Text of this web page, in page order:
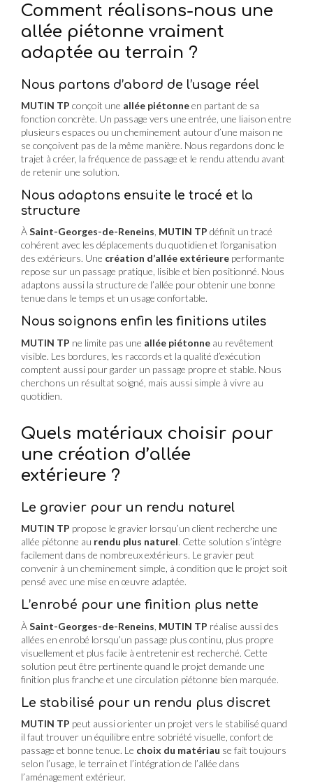
Comment réalisons-nous une
allée piétonne vraiment
adaptée au terrain ?
Nous partons d’abord de l’usage réel
MUTIN TP conçoit une allée piétonneen partant de sa
fonction concrète. Un passage vers une entrée, une liaison entre
plusieurs espaces ou un cheminement autour d’une maison ne
se conçoivent pas de la même manière. Nous regardons donc le
trajet à créer, la fréquence de passage et le rendu attendu avant
de retenir une solution.
Nous adaptons ensuite le tracé et la
structure
ÀSaint-Georges-de-Reneins, MUTIN TP définit un tracé
cohérent avec les déplacements du quotidien et l’organisation
des extérieurs. Une création d’allée extérieure performante
repose sur un passage pratique, lisible et bien positionné. Nous
adaptons aussi la structure de l’allée pour obtenir une bonne
tenue dans le temps et un usage confortable.
Nous soignons enfin les finitions utiles
MUTIN TP ne limite pas une allée piétonne au revêtement
visible. Les bordures, les raccords et la qualité d’exécution
comptent aussi pour garder un passage propre et stable. Nous
cherchons un résultat soigné, mais aussi simple à vivre au
quotidien.
Quels matériaux choisir pour
une création d’allée
extérieure ?
Le gravier pour un rendu naturel
MUTIN TP propose le gravier lorsqu’un client recherche une
allée piétonne au rendu plus naturel. Cette solution s’intègre
facilement dans de nombreux extérieurs. Le gravier peut
convenir à un cheminement simple, à condition que le projet soit
pensé avec une mise en œuvre adaptée.
L’enrobé pour une finition plus nette
ÀSaint-Georges-de-Reneins MUTIN TP réalise aussi des
allées en enrobé lorsqu’un passage plus continu, plus propre
visuellement et plus facile à entretenir est recherché. Cette
solution peut être pertinente quand le projet demande une
finition plus franche et une circulation piétonne bien marquée.
Le stabilisé pour un rendu plus discret
MUTIN TP peut aussi orienter un projet vers le stabilisé quand
il faut trouver un équilibre entre sobriété visuelle, confort de
passage et bonne tenue. Le choix du matériau se fait toujours
selon l’usage, le terrain et l’intégration de l’allée dans
l’aménagement extérieur.